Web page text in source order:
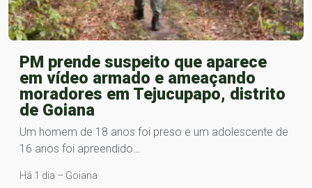
PM prende suspeito que aparece
em vídeo armado e ameaçando
moradores em Tejucupapo, distrito
de Goiana
Um homem de 18 anos foi preso e um adolescente de
16 anos foi apreendido…
Há 1 dia – Goiana